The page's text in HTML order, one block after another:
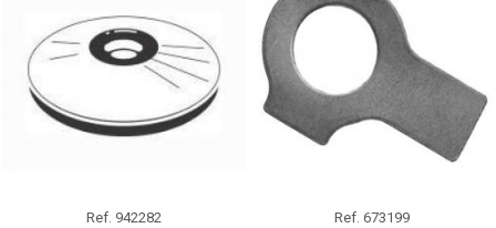
Ref. 942282 Ref. 673199